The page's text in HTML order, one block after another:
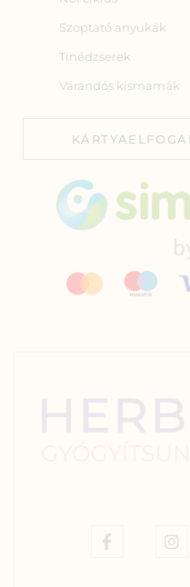
Szoptató anyukák
Tinédzserek
Várandós kismamák